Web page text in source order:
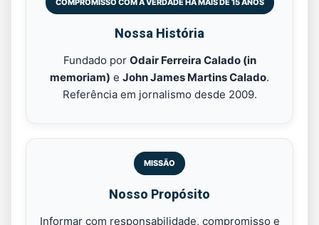
COMPROMISSO COM A VERDADE HÁ MAIS DE 15 ANOS
Nossa História
Fundado por Odair Ferreira Calado (in
memoriam) e John James Martins Calado.
Referência em jornalismo desde 2009.
MISSÃO
Nosso Propósito
Informar com responsabilidade, compromisso e